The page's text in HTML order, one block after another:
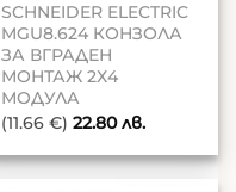
SCHNEIDER ELECTRIC
MGU8.624 КОНЗОЛА
ЗА ВГРАДЕН
МОНТАЖ 2Х4
МОДУЛА
(11.66 €) 22.80лв.